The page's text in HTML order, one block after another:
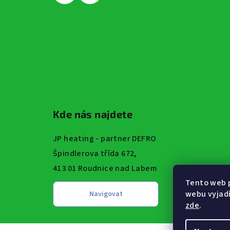
Tento web
webu
zde.
Kde nás najdete
JP heating - partner DEFRO
Špindlerova třída 672,
413 01 Roudnice nad Labem